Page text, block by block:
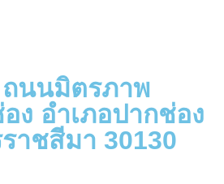
ถนนมิตรภาพ
ง อำเภอปากช่อง
าชสีมา 30130